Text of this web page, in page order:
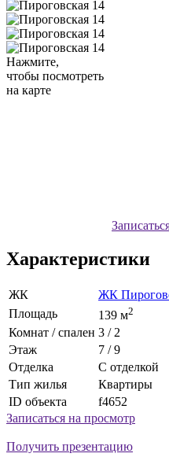
Нажмите,
чтобы посмотреть
на карте
Характеристики
ЖК
ЖК
Площадь
139 м2
Комнат / спален 3 / 2
Этаж
7 / 9
Отделка
С отделкой
Тип жилья
Квартиры
ID объекта
f4652
Записаться на просмотр
Получить презентацию